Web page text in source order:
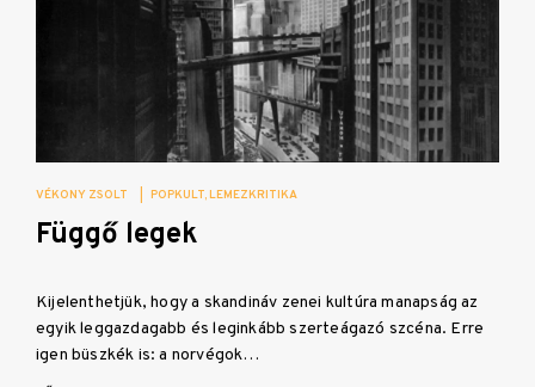
VÉKONY ZSOLT POPKULT LEMEZKRITIKA
Függő legek
Kijelenthetjük, hogy a skandináv zenei kultúra manapság az
egyik leggazdagabb és leginkább szerteágazó szcéna. Erre
igen büszkék is: a norvégok…